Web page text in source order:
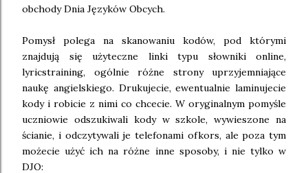
obchody Dnia Języków Obcych.
Pomysł polega na skanowaniu kodów, pod którymi
znajdują się użyteczne linki typu słowniki online,
lyricstraining, ogólnie różne strony uprzyjemniające
naukę angielskiego. Drukujecie, ewentualnie laminujecie
kody i robicie z nimi co chcecie. W oryginalnym pomyśle
uczniowie odszukiwali kody w szkole, wywieszone na
ścianie, i odczytywali je telefonami ofkors, ale poza tym
możecie użyć ich na różne inne sposoby, i nie tylko w
DJO: